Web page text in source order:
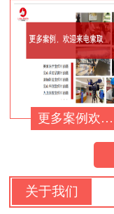
更多案例欢迎来电索取
关于我们